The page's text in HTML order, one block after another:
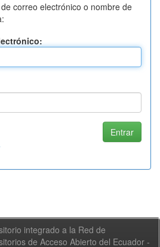
correo electrónico o nombre de
integrado a la Red de
de Acceso Abierto del Ecuador -